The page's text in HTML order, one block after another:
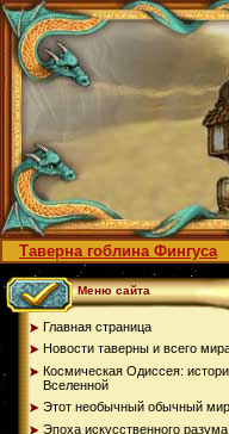
Таверна гоблина Фингуса
Меню сайта
Главная страница
Новости таверны и всего
Космическая Одиссея:
Вселенной
Этот необычный обычный мир
Эпоха искусственного разума